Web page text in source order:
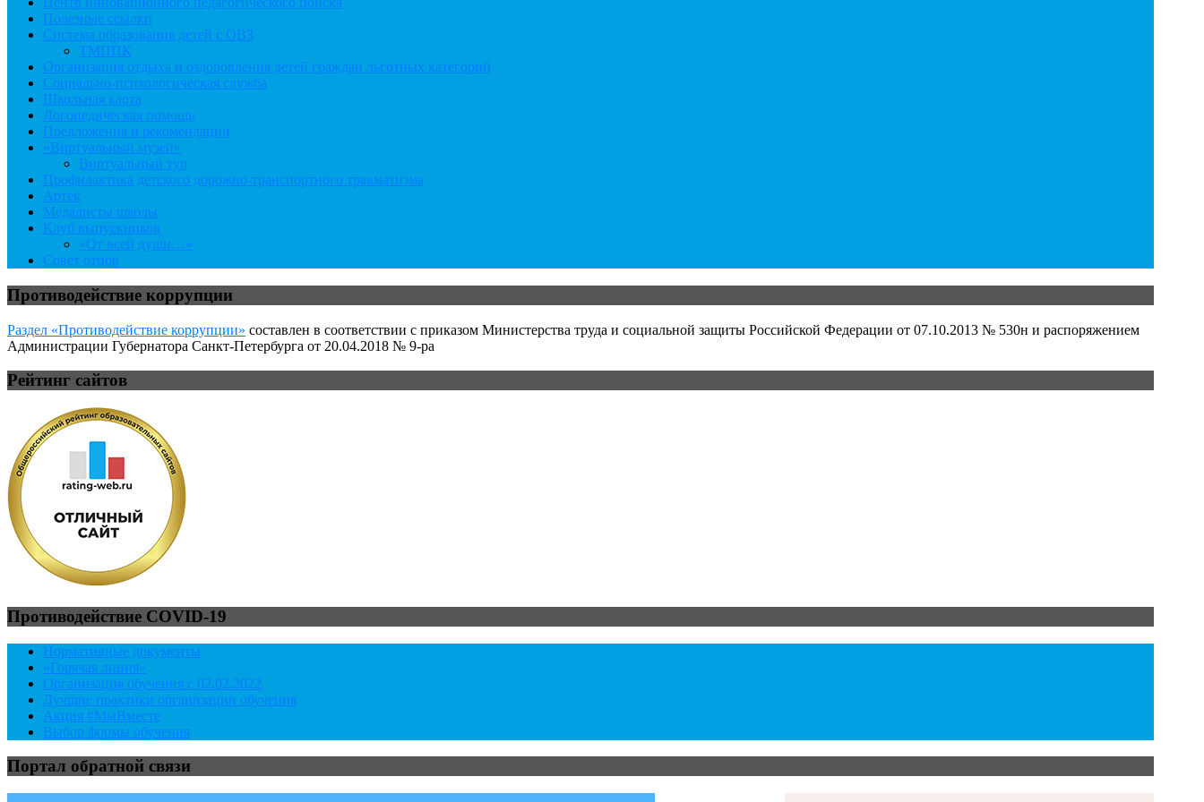
Полезные ссылки
Система образования детей с ОВЗ
ТМППК
Организация отдыха и оздоровления детей граждан льготных категорий
Социально-психологическая служба
Школьная карта
Логопедическая помощь
Предложения и рекомендации
«Виртуальный музей»
Виртуальный тур
Профилактика детского дорожно-транспортного травматизма
Артек
Медалисты школы
Клуб выпускников
«От всей души…»
Совет отцов
Противодействие коррупции
Раздел «Противодействие коррупции» составлен в соответствии с приказом Министерства труда и социальной защиты Российской Федерации от 07.10.2013 № 530н и распоряжением
Администрации Губернатора Санкт-Петербурга от 20.04.2018 № 9-ра
Рейтинг сайтов
Противодействие COVID-19
Нормативные документы
«Горячая линия»
Организация обучения с 02.02.2022
Лучшие практики организации обучения
Акция #МыВместе
Выбор формы обучения
Портал обратной связи